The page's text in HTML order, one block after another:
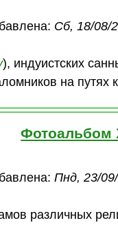
Сб, 18/08/
), индуистских
на
Пнд, 23/
различных